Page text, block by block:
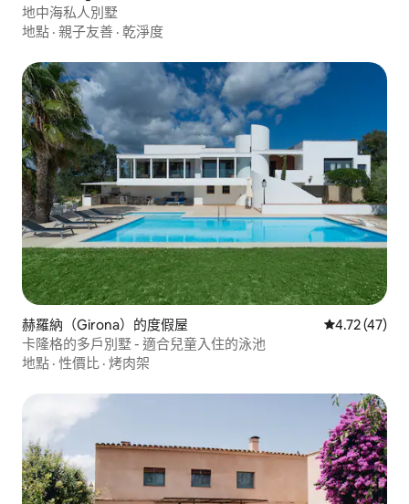
地中海私人別墅
地點 · 親子友善 · 乾淨度
赫羅納（Girona）的度假屋 從 47 則評價
4.72 (47)
卡隆格的多戶別墅 - 適合兒童入住的泳池
地點 · 性價比 · 烤肉架